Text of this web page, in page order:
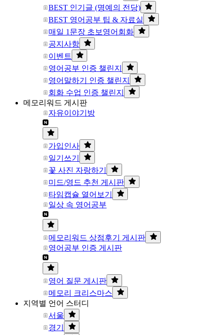
BEST 인기글 (명예의 전당)
BEST 영어공부 팁 & 자료실
매일 1문장 초보영어회화
공지사항
이벤트
영어공부 인증 챌린지
영어말하기 인증 챌린지
회화 수업 인증 챌린지
메모리워드 게시판
자유이야기방
가입인사
일기쓰기
꽃 사진 자랑하기
미드/영드 추천 게시판
타임캡슐 열어보기
일상 속 영어공부
메모리워드 상점후기 게시판
영어공부 인증 게시판
영어 질문 게시판
메모리 크리스마스
지역별 언어 스터디
서울
경기